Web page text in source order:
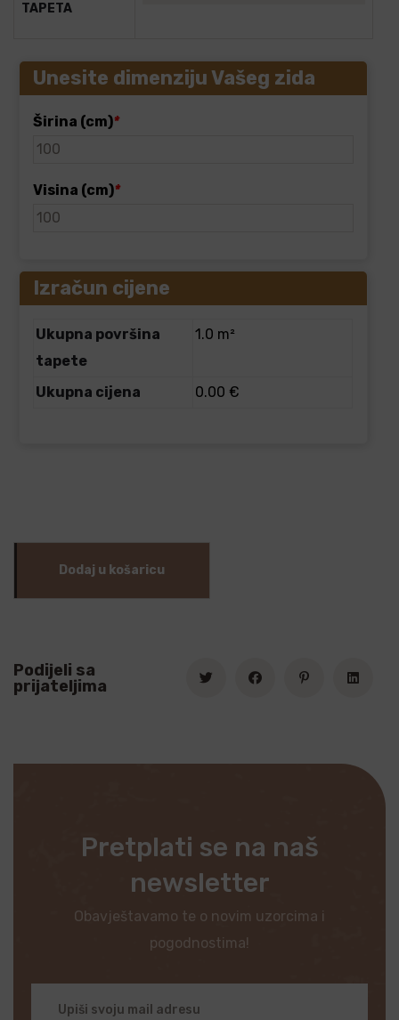
TAPETA
Unesite dimenziju Vašeg zida
Širina (cm)*
Visina (cm)*
Izračun cijene
Ukupna površina
tapete
1.0 m²
Ukupna cijena 0.00 €
Dodaj u košaricu
Podijeli sa
prijateljima
Pretplati se na naš
newsletter
Obavještavamo te o novim uzorcima i
pogodnostima!